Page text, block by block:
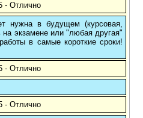
- Отлично
нужна в будущем (курсовая,
экзамене или "любая другая"
в самые короткие сроки!
- Отлично
- Отлично